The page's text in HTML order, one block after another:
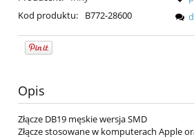
Kod produktu:
B772-28600
Opis
Złącze DB19 męskie wersja SMD
Złącze stosowane w komputerach Apple